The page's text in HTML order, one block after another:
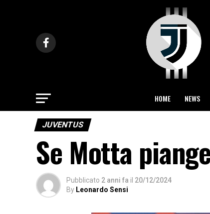
HOME NEWS
JUVENTUS
Se Motta
Pubblicato 2 anni fa il 20/12/2024
By Leonardo Sensi